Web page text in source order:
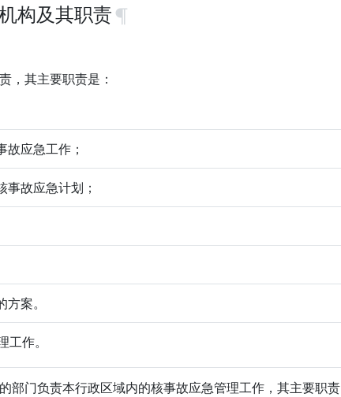
构及其职责
，其主要职责是：
应急工作；
故应急计划；
案。
作。
门负责本行政区域内的核事故应急管理工作，其主要职责